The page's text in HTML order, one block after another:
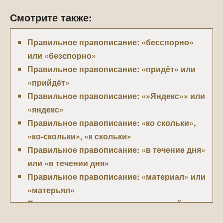
Смотрите также:
Правильное правописание: «бесспорно»
или «безспорно»
Правильное правописание: «придёт» или
«прийдёт»
Правильное правописание: «»Яндекс»» или
«яндекс»
Правильное правописание: «ко скольки»,
«ко-скольки», «к скольки»
Правильное правописание: «в течение дня»
или «в течении дня»
Правильное правописание: «материал» или
«матерьял»
Правильное правописание: «опасный» или